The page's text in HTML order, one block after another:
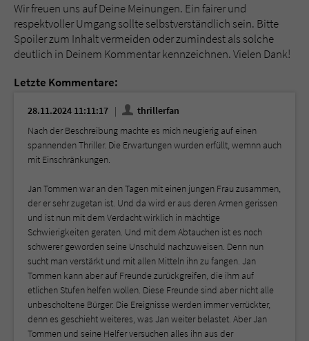
Wir freuen uns auf Deine Meinungen. Ein fairer und
respektvoller Umgang sollte selbstverständlich sein. Bitte
Spoiler zum Inhalt vermeiden oder zumindest als solche
deutlich in Deinem Kommentar kennzeichnen. Vielen Dank!
Letzte Kommentare:
28.11.2024 11:11:17
thrillerfan
Nach der Beschreibung machte es mich neugierig auf einen
spannenden Thriller. Die Erwartungen wurden erfüllt, wemnn auch
mit Einschränkungen.
Jan Tommen war an den Tagen mit einen jungen Frau zusammen,
der er sehr zugetan ist. Und da wird er aus deren Armen gerissen
und ist nun mit dem Verdacht wirklich in mächtige
Schwierigkeiten geraten. Und mit dem Abtauchen ist es noch
schwerer geworden seine Unschuld nachzuweisen. Denn nun
sucht man verstärkt und mit allen Mitteln ihn zu fangen. Jan
Tommen kann aber auf Freunde zurückgreifen, die ihm auf
etlichen Stufen helfen wollen. Diese Freunde sind aber nicht alle
unbescholtene Bürger. Die Ereignisse werden immer verrückter,
denn es geschieht weiteres, was Jan weiter belastet. Aber Jan
Tommen und seine Helfer versuchen alles ihn aus der